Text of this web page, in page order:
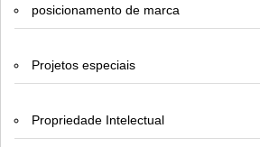
posicionamento de marca
Projetos especiais
Propriedade Intelectual